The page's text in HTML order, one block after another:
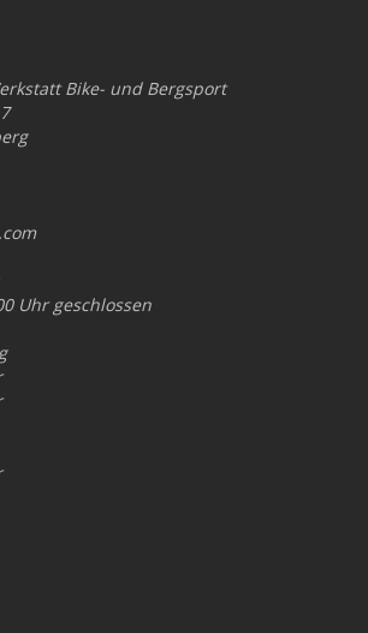
Bike- und Bergsport
Uhr geschlossen